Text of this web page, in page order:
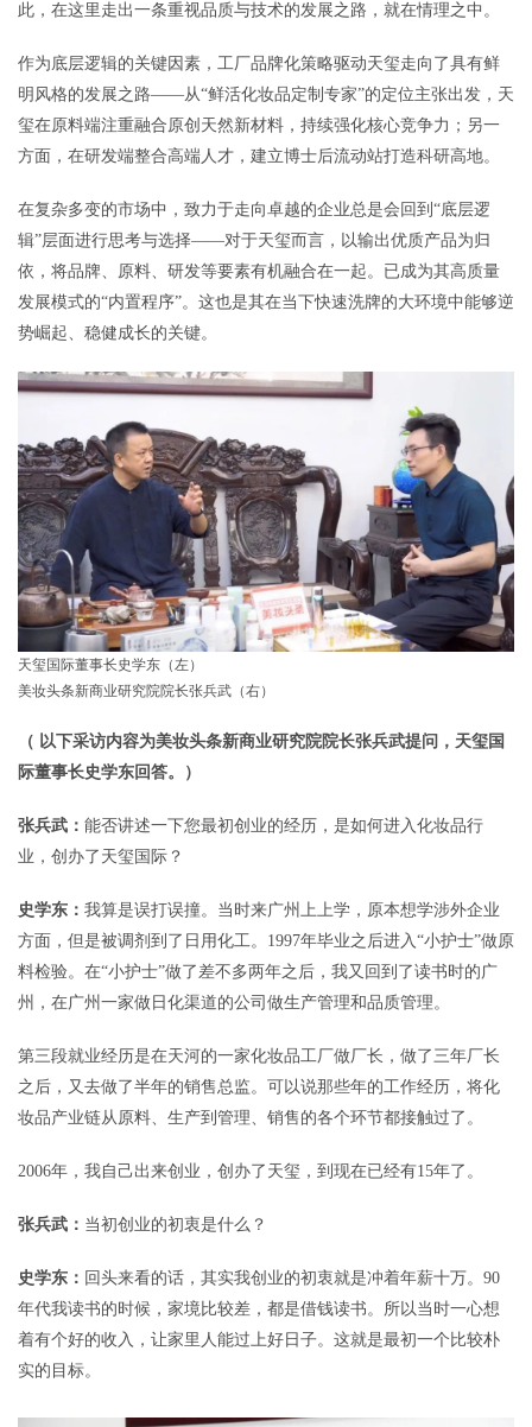
此，在这里走出一条重视品质与技术的发展之路，就在情理之中。
作为底层逻辑的关键因素，工厂品牌化策略驱动天玺走向了具有鲜
明风格的发展之路——从“鲜活化妆品定制专家”的定位主张出发，天
玺在原料端注重融合原创天然新材料，持续强化核心竞争力；另一
方面，在研发端整合高端人才，建立博士后流动站打造科研高地。
在复杂多变的市场中，致力于走向卓越的企业总是会回到“底层逻
辑”层面进行思考与选择——对于天玺而言，以输出优质产品为归
依，将品牌、原料、研发等要素有机融合在一起。已成为其高质量
发展模式的“内置程序”。这也是其在当下快速洗牌的大环境中能够逆
势崛起、稳健成长的关键。
天玺国际董事长史学东（左）
美妆头条新商业研究院院长张兵武（右）
（ 以下采访内容为美妆头条新商业研究院院长张兵武提问，天玺国
际董事长史学东回答。）
张兵武： 能否讲述一下您最初创业的经历，是如何进入化妆品行
业，创办了天玺国际？
史学东： 我算是误打误撞。当时来广州上上学，原本想学涉外企业
方面，但是被调剂到了日用化工。1997年毕业之后进入“小护士”做原
料检验。在“小护士”做了差不多两年之后，我又回到了读书时的广
州，在广州一家做日化渠道的公司做生产管理和品质管理。
第三段就业经历是在天河的一家化妆品工厂做厂长，做了三年厂长
之后，又去做了半年的销售总监。可以说那些年的工作经历，将化
妆品产业链从原料、生产到管理、销售的各个环节都接触过了。
2006年，我自己出来创业，创办了天玺，到现在已经有15年了。
张兵武： 当初创业的初衷是什么？
史学东： 回头来看的话，其实我创业的初衷就是冲着年薪十万。90
年代我读书的时候，家境比较差，都是借钱读书。所以当时一心想
着有个好的收入，让家里人能过上好日子。这就是最初一个比较朴
实的目标。